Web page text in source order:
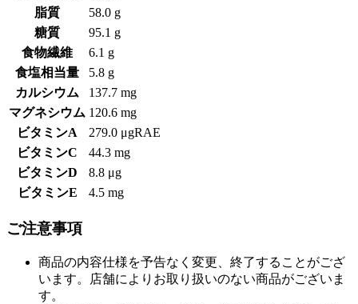
脂質
58.0 g
糖質
95.1 g
食物繊維
6.1 g
食塩相当量
5.8 g
カルシウム
137.7 mg
マグネシウム 120.6 mg
ビタミンA
279.0 μgRAE
ビタミンC
44.3 mg
ビタミンD
8.8 μg
ビタミンE
4.5 mg
ご注意事項
商品の内容仕様を予告なく変更、終了することがござ
います。店舗によりお取り扱いのない商品がございま
す。